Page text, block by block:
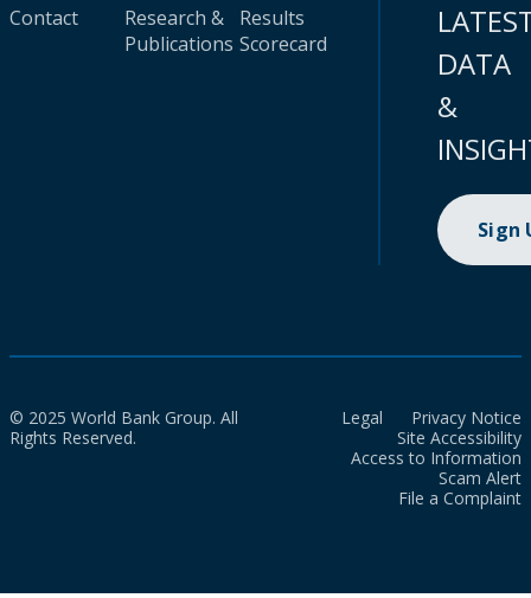
Contact
Research &
Publications
Results
Scorecard
DATA
&
Sign
© 2025 World Bank Group. All
Rights Reserved.
Legal
Privacy Notice
Site Accessibility
Access to Information
Scam Alert
File a Complaint